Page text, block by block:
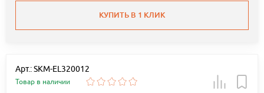
КУПИТЬ В 1 КЛИК
Арт.: SKM-EL320012
Товар в наличии